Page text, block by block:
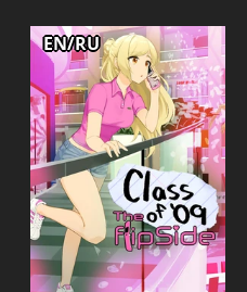
EN/RU